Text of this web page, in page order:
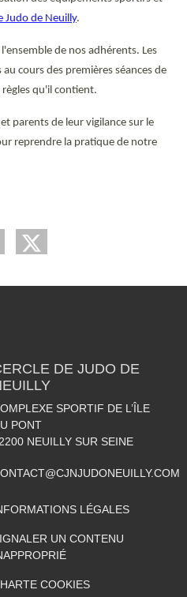
Judo de Neuilly.
de nos adhérents. Les
cours des premières séances de
qu'il contient.
parents de leur vigilance sur le
reprendre la pratique de notre
DE JUDO DE
SPORTIF DE L’ÎLE
PONT
NEUILLY SUR SEINE
LÉGALES
UN CONTENU
COOKIES